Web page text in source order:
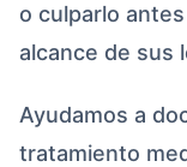
o culparlo
alcance de sus
Ayudamos a
tratamiento